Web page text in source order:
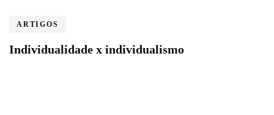
ARTIGOS
Individualidade x individualismo